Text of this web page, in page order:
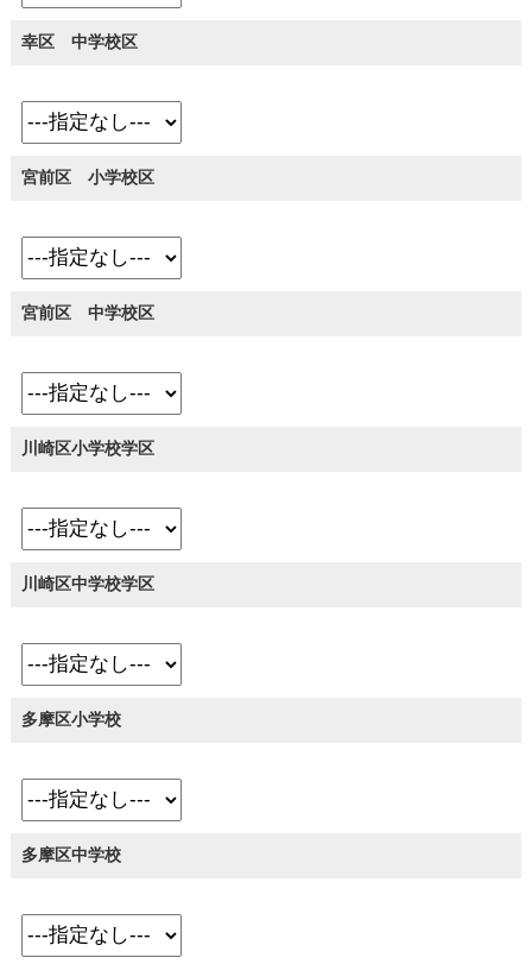
幸区 中学校区
宮前区 小学校区
宮前区 中学校区
川崎区小学校学区
川崎区中学校学区
多摩区小学校
多摩区中学校